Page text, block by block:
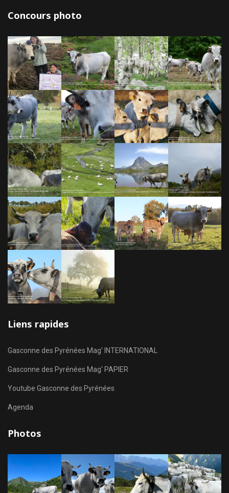
Concours photo
Liens rapides
Gasconne des Pyrénées Mag' INTERNATIONAL
Gasconne des Pyrénées Mag' PAPIER
Youtube Gasconne des Pyrénées
Agenda
Photos